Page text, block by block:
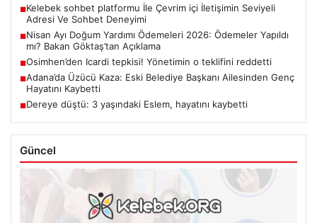
■Kelebek sohbet platformu İle Çevrim içi İletişimin Seviyeli
Adresi Ve Sohbet Deneyimi
■Nisan Ayı Doğum Yardımı Ödemeleri 2026: Ödemeler Yapıldı
mı? Bakan Göktaş’tan Açıklama
■Osimhen’den Icardi tepkisi! Yönetimin o teklifini reddetti
■Adana’da Üzücü Kaza: Eski Belediye Başkanı Ailesinden Genç
Hayatını Kaybetti
■Dereye düştü: 3 yaşındaki Eslem, hayatını kaybetti
Güncel